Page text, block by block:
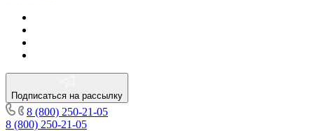
Подписаться на рассылку
8 (800) 250-21-05
8 (800) 250-21-05